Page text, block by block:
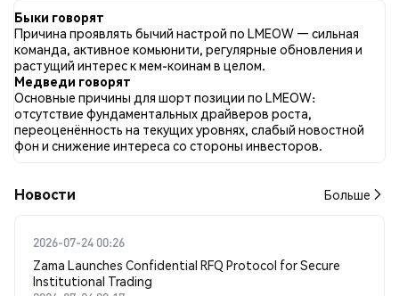
отношении LMEOW во всех социальных сетях было Бычий.
Всего было опубликовано 0 новостных статей о LMEOW. В
Twitter 31.53% твитов имели бычий настрой по сравнению с
10.09% твитов с медвежьим настроем по LMEOW. 58.38%
твитов были нейтральными по отношению к LMEOW. Эти
данные основаны на 1107 твитах.
Быки говорят
Причина проявлять бычий настрой по LMEOW — сильная
команда, активное комьюнити, регулярные обновления и
растущий интерес к мем-коинам в целом.
Медведи говорят
Основные причины для шорт позиции по LMEOW:
отсутствие фундаментальных драйверов роста,
переоценённость на текущих уровнях, слабый новостной
фон и снижение интереса со стороны инвесторов.
Новости Больше
2026-07-24 00:26
Zama Launches Confidential RFQ Protocol for Secure
Institutional Trading